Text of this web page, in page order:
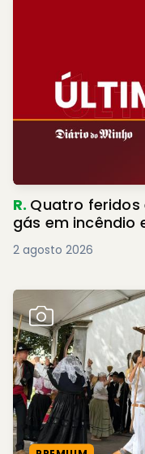
R. Quatro feridos
gás em incêndio
2 agosto 2026